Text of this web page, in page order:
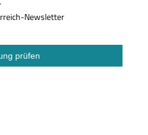
Newsletter